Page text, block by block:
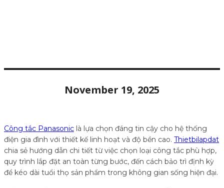
November 19, 2025
Công tắc Panasonic là lựa chọn đáng tin cậy cho hệ thống
điện gia đình với thiết kế linh hoạt và độ bền cao. Thietbilapdat
chia sẻ hướng dẫn chi tiết từ việc chọn loại công tắc phù hợp,
quy trình lắp đặt an toàn từng bước, đến cách bảo trì định kỳ
để kéo dài tuổi thọ sản phẩm trong không gian sống hiện đại.